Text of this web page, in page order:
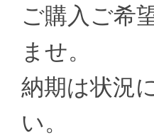
ご購入ご希
ませ。
納期は状況
い。